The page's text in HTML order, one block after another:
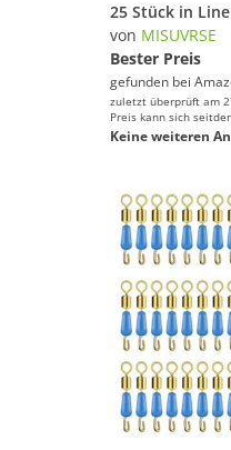
von MISUVRSE
Bester Preis
gefunden bei
zuletzt überprüft am
Preis kann sich
Keine weiteren